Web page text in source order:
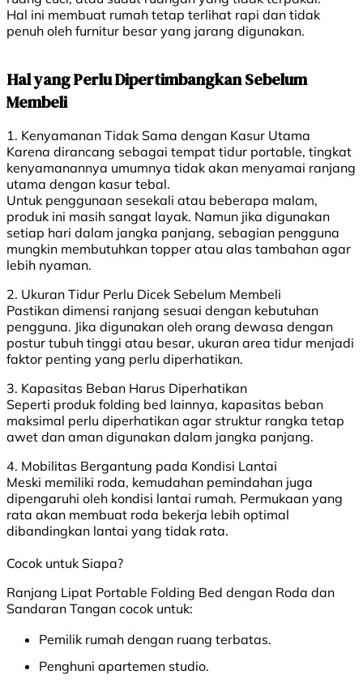
Hal ini membuat rumah tetap terlihat rapi dan tidak
penuh oleh furnitur besar yang jarang digunakan.
Hal yang Perlu Dipertimbangkan Sebelum
Membeli
1. Kenyamanan Tidak Sama dengan Kasur Utama
Karena dirancang sebagai tempat tidur portable, tingkat
kenyamanannya umumnya tidak akan menyamai ranjang
utama dengan kasur tebal.
Untuk penggunaan sesekali atau beberapa malam,
produk ini masih sangat layak. Namun jika digunakan
setiap hari dalam jangka panjang, sebagian pengguna
mungkin membutuhkan topper atau alas tambahan agar
lebih nyaman.
2. Ukuran Tidur Perlu Dicek Sebelum Membeli
Pastikan dimensi ranjang sesuai dengan kebutuhan
pengguna. Jika digunakan oleh orang dewasa dengan
postur tubuh tinggi atau besar, ukuran area tidur menjadi
faktor penting yang perlu diperhatikan.
3. Kapasitas Beban Harus Diperhatikan
Seperti produk folding bed lainnya, kapasitas beban
maksimal perlu diperhatikan agar struktur rangka tetap
awet dan aman digunakan dalam jangka panjang.
4. Mobilitas Bergantung pada Kondisi Lantai
Meski memiliki roda, kemudahan pemindahan juga
dipengaruhi oleh kondisi lantai rumah. Permukaan yang
rata akan membuat roda bekerja lebih optimal
dibandingkan lantai yang tidak rata.
Cocok untuk Siapa?
Ranjang Lipat Portable Folding Bed dengan Roda dan
Sandaran Tangan cocok untuk:
Pemilik rumah dengan ruang terbatas.
Penghuni apartemen studio.